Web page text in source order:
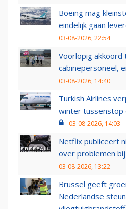
Boeing mag
eindelijk gaan
03-08-2026, 22:54
Voorlopig akkoord
cabinepersoneel,
03-08-2026, 14:40
Turkish Airlines
winter tussenstop
03-08-2026, 14:03
Netflix publiceert
over problemen
03-08-2026, 13:22
Brussel geeft
Nederlandse